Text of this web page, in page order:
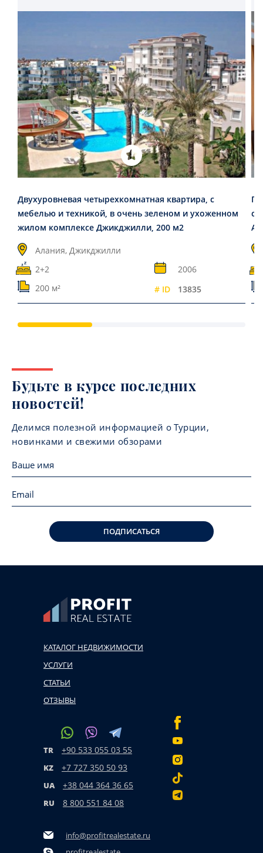
Двухуровневая четырехкомнатная квартира, с
мебелью и техникой, в очень зеленом и ухоженном
жилом комплексе Джикджилли, 200 м2
Алания, Джикджилли
2+2
2006
200 м²
# ID 13835
Будьте в курсе последних
новостей!
Делимся полезной информацией о Турции,
новинками и свежими обзорами
ПОДПИСАТЬСЯ
КАТАЛОГ НЕДВИЖИМОСТИ
УСЛУГИ
СТАТЬИ
ОТЗЫВЫ
TR +90 533 055 03 55
KZ +7 727 350 50 93
UA +38 044 364 36 65
RU 8 800 551 84 08
info@profitrealestate.ru